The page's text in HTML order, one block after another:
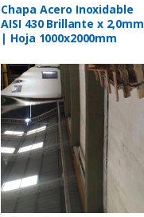
Chapa Acero Inoxidable
AISI 430 Brillante x 2,0mm
| Hoja 1000x2000mm